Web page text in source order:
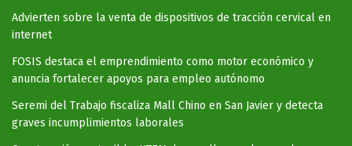
Advierten sobre la venta de dispositivos de tracción cervical en
internet
FOSIS destaca el emprendimiento como motor económico y
anuncia fortalecer apoyos para empleo autónomo
Seremi del Trabajo fiscaliza Mall Chino en San Javier y detecta
graves incumplimientos laborales